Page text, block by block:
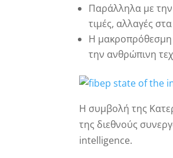
Παράλληλα με την
τιμές, αλλαγές
Η μακροπρόθεσμη
την ανθρώπινη
Η συμβολή της
της διεθνούς
intelligence.